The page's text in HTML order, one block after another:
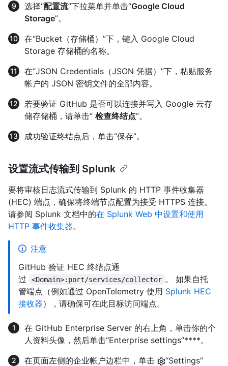
选择“配置流”下拉菜单并单击“Google Cloud
Storage”。
在“Bucket（存储桶）”下，键入 Google Cloud
Storage 存储桶的名称。
在“JSON Credentials（JSON 凭据）”下，粘贴服务
帐户的 JSON 密钥文件的全部内容。
若要验证 GitHub 是否可以连接并写入 Google 云存
储存储桶，请单击“ 检查终结点”。
成功验证终结点后，单击“保存”。
设置流式传输到 Splunk
要将审核日志流式传输到 Splunk 的 HTTP 事件收集器
(HEC) 端点，确保将终端节点配置为接受 HTTPS 连接。
请参阅 Splunk 文档中的在 Splunk Web 中设置和使用
HTTP 事件收集器。
注意
GitHub 验证 HEC 终结点通
过
<Domain>:port/services/collector 。 如果自托
管端点（例如通过 OpenTelemetry 使用 Splunk HEC
接收器），请确保可在此目标访问端点。
在 GitHub Enterprise Server 的右上角，单击你的个
人资料头像，然后单击“Enterprise settings”****。
在页面左侧的企业帐户边栏中，单击
“Settings”